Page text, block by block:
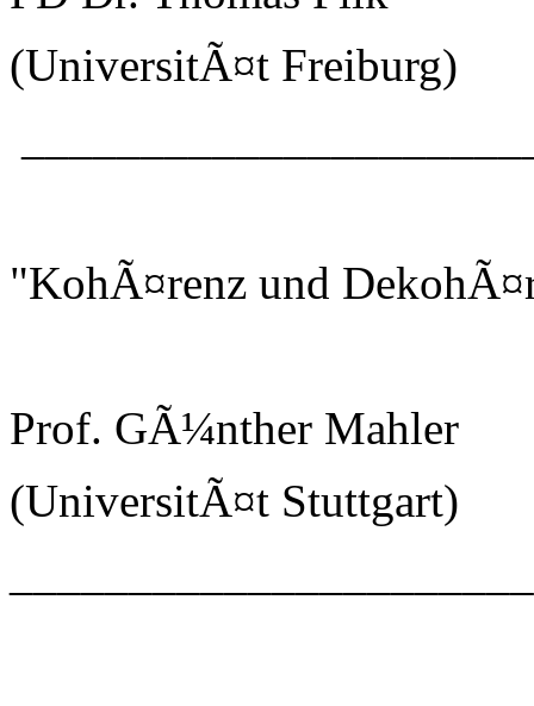
(UniversitÃ¤t Freiburg)
"KohÃ¤renz und
Prof. GÃ¼nther Mahler
(UniversitÃ¤t Stuttgart)